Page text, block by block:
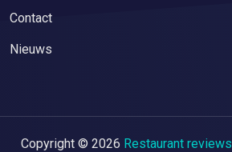
Contact
Nieuws
Copyright © 2026 Restaurant reviews